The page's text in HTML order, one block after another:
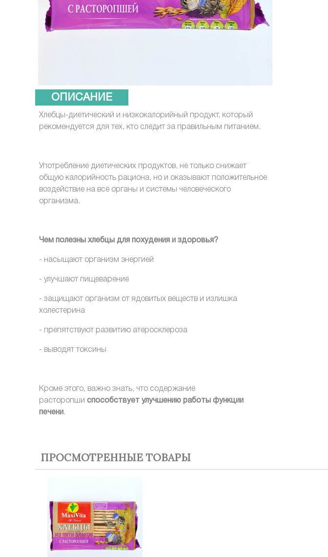
ОПИСАНИЕ
Хлебцы-диетический и низкокалорийный продукт, который
рекомендуется для тех, кто следит за правильным питанием.
Употребление диетических продуктов, не только снижает
общую калорийность рациона, но и оказывают положительное
воздействие на все органы и системы человеческого
организма.
Чем полезны хлебцы для похудения и здоровья?
- насыщают организм энергией
- улучшают пищеварение
- защищают организм от ядовитых веществ и излишка
холестерина
- препятствуют развитию атеросклероза
- выводят токсины
Кроме этого, важно знать, что содержание
расторопши способствует улучшению работы функции
печени .
ПРОСМОТРЕННЫЕ ТОВАРЫ